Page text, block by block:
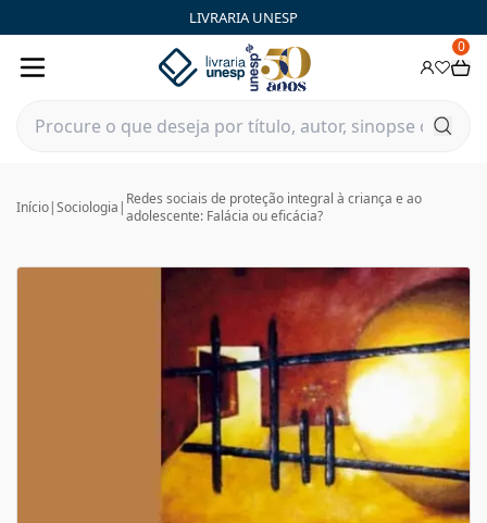
LIVRARIA UNESP
0
Início|Sociologia | Redes sociais de proteção integral à criança e ao
adolescente: Falácia ou eficácia?